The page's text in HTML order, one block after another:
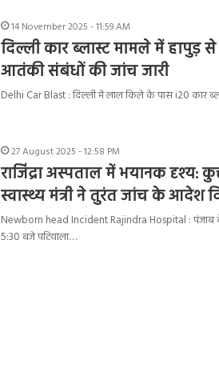
14 November 2025 - 11:59 AM
दिल्ली कार ब्लास्ट मामले में हापुड़
आतंकी संबंधों की जांच जारी
Delhi Car Blast : दिल्ली में लाल किले के पास i20 कार
27 August 2025 - 12:58 PM
राजिंद्रा अस्पताल में भयानक दृश्य:
स्वास्थ्य मंत्री ने तुरंत जांच के आदेश
Newborn head Incident Rajindra Hospital : पंजाब
5:30 बजे पटियाला…